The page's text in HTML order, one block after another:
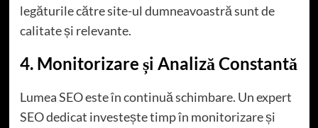
legăturile către site-ul dumneavoastră sunt de
calitate și relevante.
4. Monitorizare și Analiză Constantă
Lumea SEO este în continuă schimbare. Un expert
SEO dedicat investește timp în monitorizare și